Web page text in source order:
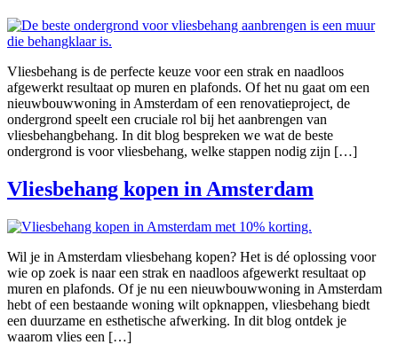
Vliesbehang is de perfecte keuze voor een strak en naadloos
afgewerkt resultaat op muren en plafonds. Of het nu gaat om een
nieuwbouwwoning in Amsterdam of een renovatieproject, de
ondergrond speelt een cruciale rol bij het aanbrengen van
vliesbehangbehang. In dit blog bespreken we wat de beste
ondergrond is voor vliesbehang, welke stappen nodig zijn […]
Vliesbehang kopen in Amsterdam
Wil je in Amsterdam vliesbehang kopen? Het is dé oplossing voor
wie op zoek is naar een strak en naadloos afgewerkt resultaat op
muren en plafonds. Of je nu een nieuwbouwwoning in Amsterdam
hebt of een bestaande woning wilt opknappen, vliesbehang biedt
een duurzame en esthetische afwerking. In dit blog ontdek je
waarom vlies een […]